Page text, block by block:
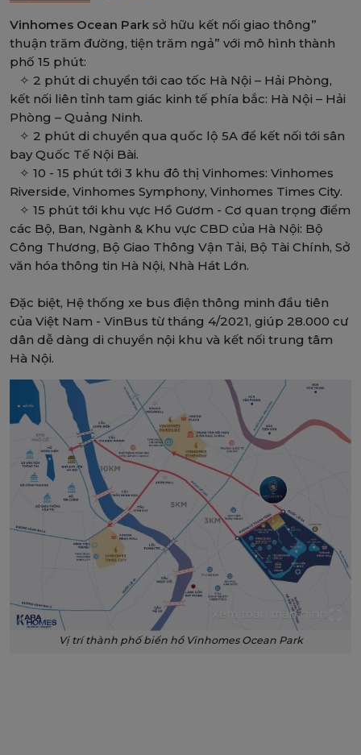
Vinhomes Ocean Park sở hữu kết nối giao thông”
thuận trăm đường, tiện trăm ngả” với mô hình thành
phố 15 phút:
✧ 2 phút di chuyển tới cao tốc Hà Nội – Hải Phòng,
kết nối liên tỉnh tam giác kinh tế phía bắc: Hà Nội – Hải
Phòng – Quảng Ninh.
✧ 2 phút di chuyển qua quốc lộ 5A để kết nối tới sân
bay Quốc Tế Nội Bài.
✧ 10 - 15 phút tới 3 khu đô thị Vinhomes: Vinhomes
Riverside, Vinhomes Symphony, Vinhomes Times City.
✧ 15 phút tới khu vực Hồ Gươm - Cơ quan trọng điểm
các Bộ, Ban, Ngành & Khu vực CBD của Hà Nội: Bộ
Công Thương, Bộ Giao Thông Vận Tải, Bộ Tài Chính, Sở
văn hóa thông tin Hà Nội, Nhà Hát Lớn.
Đặc biệt, Hệ thống xe bus điện thông minh đầu tiên
của Việt Nam - VinBus từ tháng 4/2021, giúp 28.000 cư
dân dễ dàng di chuyển nội khu và kết nối trung tâm
Hà Nội.
Xem toàn màn hình
Vị trí thành phố biển hồ Vinhomes Ocean Park